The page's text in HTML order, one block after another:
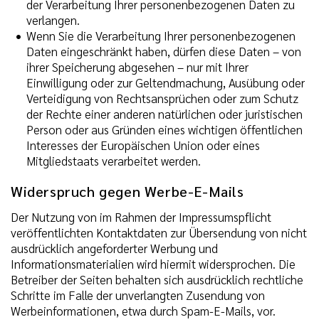
der Verarbeitung Ihrer personenbezogenen Daten zu
verlangen.
Wenn Sie die Verarbeitung Ihrer personenbezogenen
Daten eingeschränkt haben, dürfen diese Daten – von
ihrer Speicherung abgesehen – nur mit Ihrer
Einwilligung oder zur Geltendmachung, Ausübung oder
Verteidigung von Rechtsansprüchen oder zum Schutz
der Rechte einer anderen natürlichen oder juristischen
Person oder aus Gründen eines wichtigen öffentlichen
Interesses der Europäischen Union oder eines
Mitgliedstaats verarbeitet werden.
Widerspruch gegen Werbe-E-Mails
Der Nutzung von im Rahmen der Impressumspflicht
veröffentlichten Kontaktdaten zur Übersendung von nicht
ausdrücklich angeforderter Werbung und
Informationsmaterialien wird hiermit widersprochen. Die
Betreiber der Seiten behalten sich ausdrücklich rechtliche
Schritte im Falle der unverlangten Zusendung von
Werbeinformationen, etwa durch Spam-E-Mails, vor.